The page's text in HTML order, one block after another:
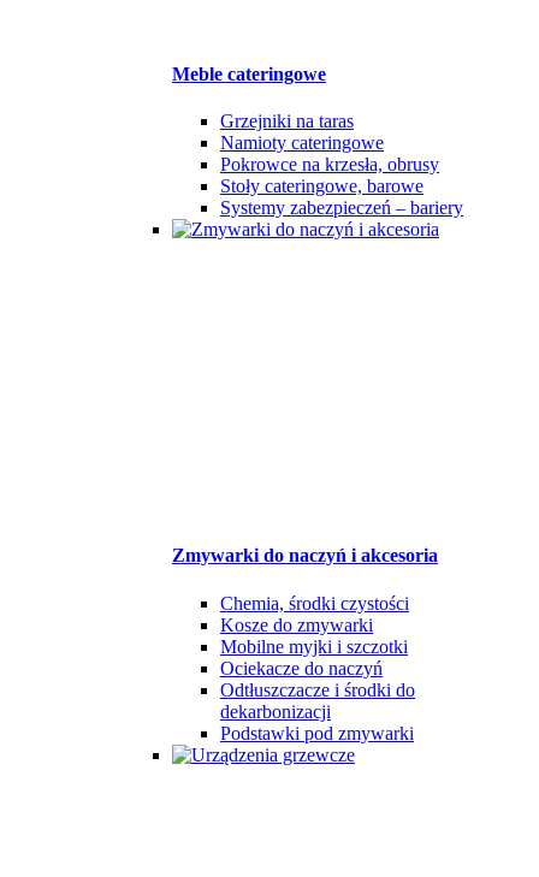
Meble cateringowe
Grzejniki na taras
Namioty cateringowe
Pokrowce na krzesła, obrusy
Stoły cateringowe, barowe
Systemy zabezpieczeń – bariery
Zmywarki do naczyń i akcesoria
Chemia, środki czystości
Kosze do zmywarki
Mobilne myjki i szczotki
Ociekacze do naczyń
Odtłuszczacze i środki do
dekarbonizacji
Podstawki pod zmywarki